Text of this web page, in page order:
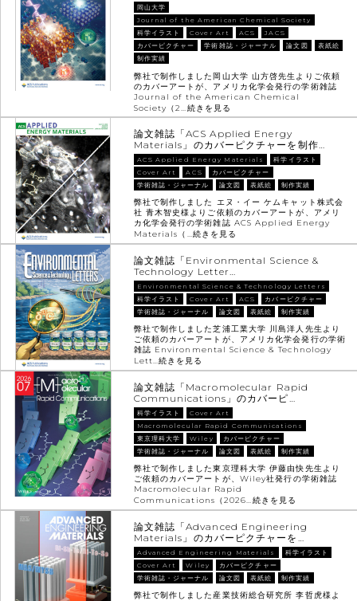
岡山大学
Journal of the American Chemical Society
科学イラスト
Cover Art ACS
JACS
カバーピクチャー
学術雑誌・ジャーナル 論文図
表紙絵
制作実績
弊社で制作しました岡山大学 山方啓先生よりご依頼
のカバーアートが、アメリカ化学会発行の学術雑誌
Journal of the American Chemical
Society（2… 続きを見る
論文雑誌「ACS Applied Energy
Materials」のカバーピクチャーを制作…
ACS Applied Energy Materials
科学イラスト
Cover Art
ACS
カバーピクチャー
学術雑誌・ジャーナル
論文図 表紙絵 制作実績
弊社で制作しました エヌ・イー ケムキャット株式会
社 青木智史様よりご依頼のカバーアートが、アメリ
カ化学会発行の学術雑誌 ACS Applied Energy
Materials（…続きを見る
論文雑誌「Environmental Science &
Technology Letter…
Environmental Science & Technology Letters
科学イラスト
Cover Art ACS
カバーピクチャー
学術雑誌・ジャーナル
論文図 表紙絵 制作実績
弊社で制作しました芝浦工業大学 川島洋人先生より
ご依頼のカバーアートが、アメリカ化学会発行の学術
雑誌 Environmental Science & Technology
Lett…続きを見る
論文雑誌「Macromolecular Rapid
Communications」のカバーピ…
科学イラスト
Cover Art
Macromolecular Rapid Communications
東京理科大学
Wiley
カバーピクチャー
学術雑誌・ジャーナル
論文図 表紙絵 制作実績
弊社で制作しました東京理科大学 伊藤由快先生より
ご依頼のカバーアートが、Wiley社発行の学術雑誌
Macromolecular Rapid
Communications（2026…続きを見る
論文雑誌「Advanced Engineering
Materials」のカバーピクチャーを…
Advanced Engineering Materials
科学イラスト
Cover Art
Wiley
カバーピクチャー
学術雑誌・ジャーナル
論文図 表紙絵 制作実績
弊社で制作しました産業技術総合研究所 李哲虎様よ